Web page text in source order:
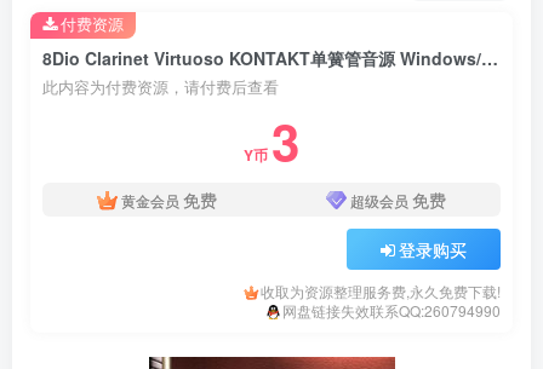
8Dio Clarinet Virtuoso KONTAKT单簧管音源 Windows/MacOS 康泰克音色
此内容为付费资源，请付费后查看
Y币 3
黄金会员 免费 超级会员 免费
登录购买
收取为资源整理服务费,永久免费下载!
网盘链接失效联系QQ:260794990
付费资源